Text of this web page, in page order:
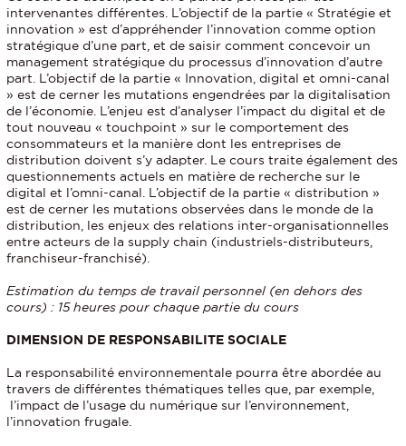
intervenantes différentes. L’objectif de la partie « Stratégie et
innovation » est d’appréhender l’innovation comme option
stratégique d’une part, et de saisir comment concevoir un
management stratégique du processus d’innovation d’autre
part. L’objectif de la partie « Innovation, digital et omni-canal
» est de cerner les mutations engendrées par la digitalisation
de l’économie. L’enjeu est d’analyser l’impact du digital et de
tout nouveau « touchpoint » sur le comportement des
consommateurs et la manière dont les entreprises de
distribution doivent s’y adapter. Le cours traite également des
questionnements actuels en matière de recherche sur le
digital et l’omni-canal. L’objectif de la partie « distribution »
est de cerner les mutations observées dans le monde de la
distribution, les enjeux des relations inter-organisationnelles
entre acteurs de la supply chain (industriels-distributeurs,
franchiseur-franchisé).
Estimation du temps de travail personnel (en dehors des
cours) : 15 heures pour chaque partie du cours
DIMENSION DE RESPONSABILITE SOCIALE
La responsabilité environnementale pourra être abordée au
travers de différentes thématiques telles que, par exemple,
l’impact de l’usage du numérique sur l’environnement,
l’innovation frugale.